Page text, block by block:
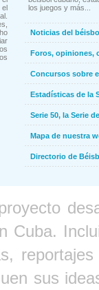
el
los juegos y más...
Noticias del
Foros, opiniones,
Concursos sobre
Estadísticas de la
Serie 50, la Serie
Mapa de nuestra
Directorio de
Cuba.
sus